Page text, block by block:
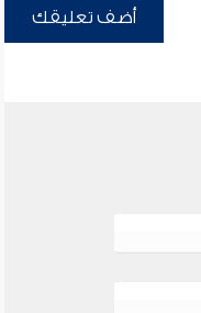
أضف تعليقك